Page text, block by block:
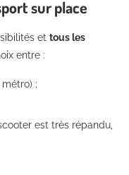
sur place
et tous les
entre :
;
est très répandu,